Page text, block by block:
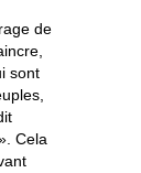
de
sont
Cela